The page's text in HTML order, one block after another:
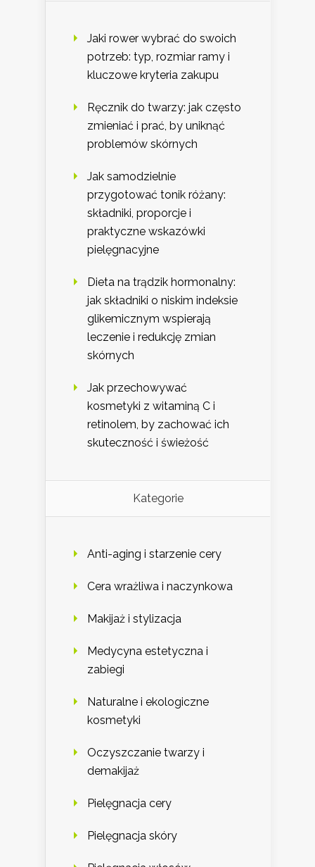
Jaki rower wybrać do swoich
potrzeb: typ, rozmiar ramy i
kluczowe kryteria zakupu
Ręcznik do twarzy: jak często
zmieniać i prać, by uniknąć
problemów skórnych
Jak samodzielnie
przygotować tonik różany:
składniki, proporcje i
praktyczne wskazówki
pielęgnacyjne
Dieta na trądzik hormonalny:
jak składniki o niskim indeksie
glikemicznym wspierają
leczenie i redukcję zmian
skórnych
Jak przechowywać
kosmetyki z witaminą C i
retinolem, by zachować ich
skuteczność i świeżość
Kategorie
Anti-aging i starzenie cery
Cera wrażliwa i naczynkowa
Makijaż i stylizacja
Medycyna estetyczna i
zabiegi
Naturalne i ekologiczne
kosmetyki
Oczyszczanie twarzy i
demakijaż
Pielęgnacja cery
Pielęgnacja skóry